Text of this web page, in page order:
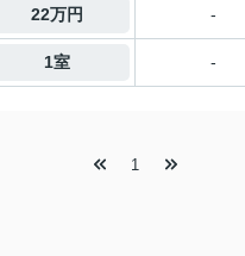
22万円 -
1室 -
1